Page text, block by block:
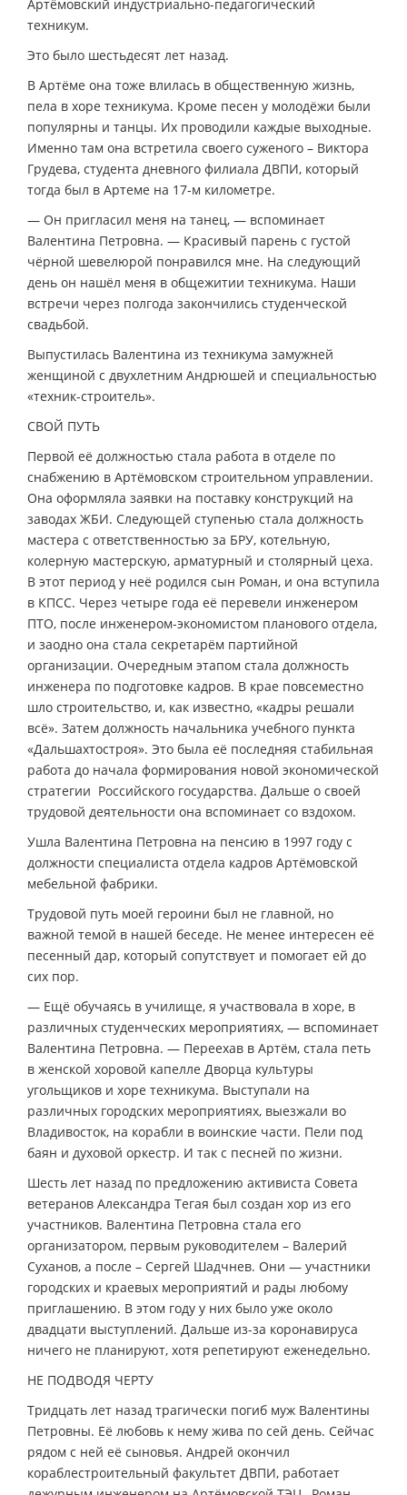
Артёмовский индустриально-педагогический
техникум.
Это было шестьдесят лет назад.
В Артёме она тоже влилась в общественную жизнь,
пела в хоре техникума. Кроме песен у молодёжи были
популярны и танцы. Их проводили каждые выходные.
Именно там она встретила своего суженого – Виктора
Грудева, студента дневного филиала ДВПИ, который
тогда был в Артеме на 17-м километре.
— Он пригласил меня на танец, — вспоминает
Валентина Петровна. — Красивый парень с густой
чёрной шевелюрой понравился мне. На следующий
день он нашёл меня в общежитии техникума. Наши
встречи через полгода закончились студенческой
свадьбой.
Выпустилась Валентина из техникума замужней
женщиной с двухлетним Андрюшей и специальностью
«техник-строитель».
СВОЙ ПУТЬ
Первой её должностью стала работа в отделе по
снабжению в Артёмовском строительном управлении.
Она оформляла заявки на поставку конструкций на
заводах ЖБИ. Следующей ступенью стала должность
мастера с ответственностью за БРУ, котельную,
колерную мастерскую, арматурный и столярный цеха.
В этот период у неё родился сын Роман, и она вступила
в КПСС. Через четыре года её перевели инженером
ПТО, после инженером-экономистом планового отдела,
и заодно она стала секретарём партийной
организации. Очередным этапом стала должность
инженера по подготовке кадров. В крае повсеместно
шло строительство, и, как известно, «кадры решали
всё». Затем должность начальника учебного пункта
«Дальшахтостроя». Это была её последняя стабильная
работа до начала формирования новой экономической
стратегии Российского государства. Дальше о своей
трудовой деятельности она вспоминает со вздохом.
Ушла Валентина Петровна на пенсию в 1997 году с
должности специалиста отдела кадров Артёмовской
мебельной фабрики.
Трудовой путь моей героини был не главной, но
важной темой в нашей беседе. Не менее интересен её
песенный дар, который сопутствует и помогает ей до
сих пор.
— Ещё обучаясь в училище, я участвовала в хоре, в
различных студенческих мероприятиях, — вспоминает
Валентина Петровна. — Переехав в Артём, стала петь
в женской хоровой капелле Дворца культуры
угольщиков и хоре техникума. Выступали на
различных городских мероприятиях, выезжали во
Владивосток, на корабли в воинские части. Пели под
баян и духовой оркестр. И так с песней по жизни.
Шесть лет назад по предложению активиста Совета
ветеранов Александра Тегая был создан хор из его
участников. Валентина Петровна стала его
организатором, первым руководителем – Валерий
Суханов, а после – Сергей Шадчнев. Они — участники
городских и краевых мероприятий и рады любому
приглашению. В этом году у них было уже около
двадцати выступлений. Дальше из-за коронавируса
ничего не планируют, хотя репетируют еженедельно.
НЕ ПОДВОДЯ ЧЕРТУ
Тридцать лет назад трагически погиб муж Валентины
Петровны. Её любовь к нему жива по сей день. Сейчас
рядом с ней её сыновья. Андрей окончил
кораблестроительный факультет ДВПИ, работает